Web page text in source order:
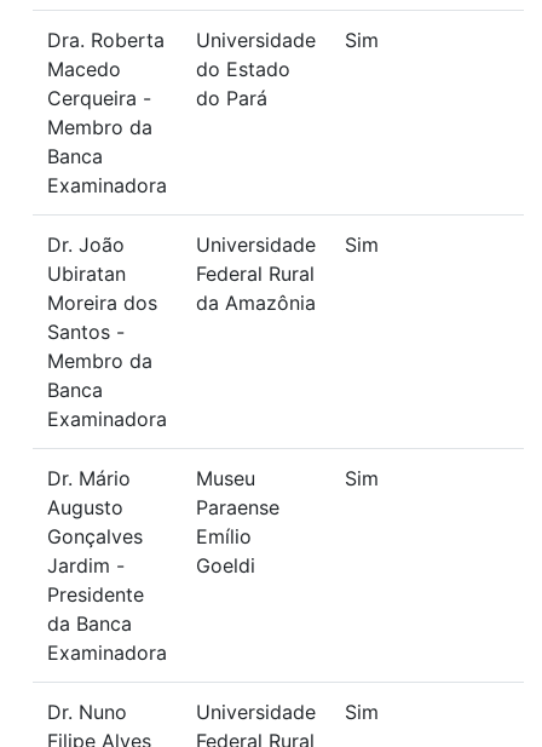
Dra. Roberta
Macedo
Cerqueira -
Membro da
Banca
Examinadora
Universidade
do Estado
do Pará
Sim
Dr. João
Ubiratan
Moreira dos
Santos -
Membro da
Banca
Examinadora
Universidade
Federal Rural
da Amazônia
Sim
Dr. Mário
Augusto
Gonçalves
Jardim -
Presidente
da Banca
Examinadora
Museu
Paraense
Emílio
Goeldi
Sim
Dr. Nuno
Filipe Alves
Universidade
Federal Rural
Sim